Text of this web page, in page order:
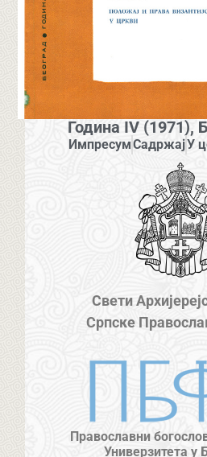
Година IV (1971),
ИмпресумСадржајУ
Свети
Српске
Православни
Универзитета у